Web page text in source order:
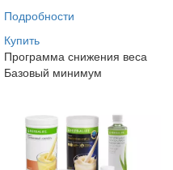
Подробности
Купить
Программа снижения веса
Базовый минимум